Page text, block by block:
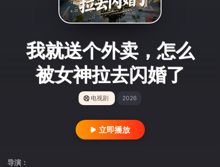
我就送个外卖，怎么
被女神拉去闪婚了
电视剧 2026
立即播放
导演：